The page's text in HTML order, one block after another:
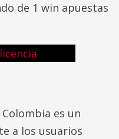
de 1 win apuestas
es un
a los usuarios